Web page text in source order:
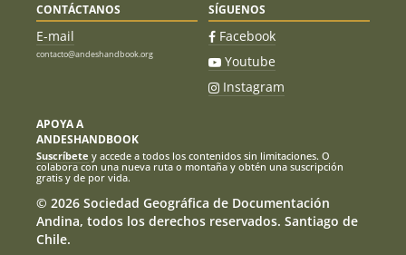
CONTÁCTANOS
E-mail
contacto@andeshandbook.org
SÍGUENOS
Facebook
Youtube
Instagram
APOYA A
ANDESHANDBOOK
Suscríbete y accede a todos los contenidos sin limitaciones. O
colabora con una nueva ruta o montaña y obtén una suscripción
gratis y de por vida.
© 2026 Sociedad Geográfica de Documentación
Andina, todos los derechos reservados. Santiago de
Chile.